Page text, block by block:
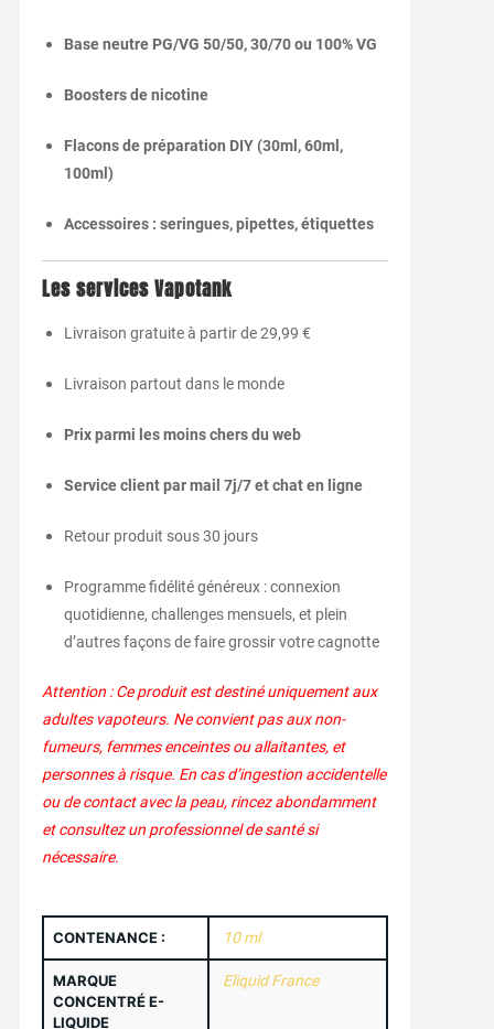
Base neutre PG/VG 50/50, 30/70 ou 100% VG
Boosters de nicotine
Flacons de préparation DIY (30ml, 60ml,
100ml)
Accessoires : seringues, pipettes, étiquettes
Les services Vapotank
Livraison gratuite à partir de 29,99 €
Livraison partout dans le monde
Prix parmi les moins chers du web
Service client par mail 7j/7 et chat en ligne
Retour produit sous 30 jours
Programme fidélité généreux : connexion
quotidienne, challenges mensuels, et plein
d’autres façons de faire grossir votre cagnotte
Attention : Ce produit est destiné uniquement aux
adultes vapoteurs. Ne convient pas aux non-
fumeurs, femmes enceintes ou allaitantes, et
personnes à risque. En cas d’ingestion accidentelle
ou de contact avec la peau, rincez abondamment
et consultez un professionnel de santé si
nécessaire.
CONTENANCE : 10 ml
MARQUE
CONCENTRÉ E-
LIQUIDE
Eliquid France